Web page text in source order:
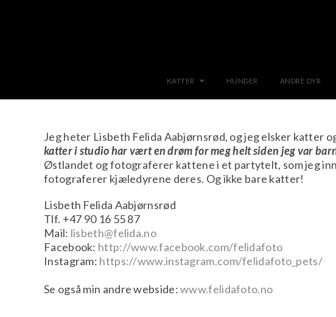
KATTER HUNDER ANDRE DYR
Jeg heter Lisbeth Felida Aabjørnsrød, og jeg elsker katter
katter i studio har vært en drøm for meg helt siden jeg var
Østlandet og fotograferer kattene i et partytelt, som jeg
fotograferer kjæledyrene deres. Og ikke bare katter!
Lisbeth Felida Aabjørnsrød
Tlf. +47 90 16 55 87
Mail: lisbeth@felida.no
Facebook: http://www.facebook.com/felidafoto
Instagram: https://www.instagram.com/felidafoto_pets/
Se også min andre webside:www.felidafoto.no